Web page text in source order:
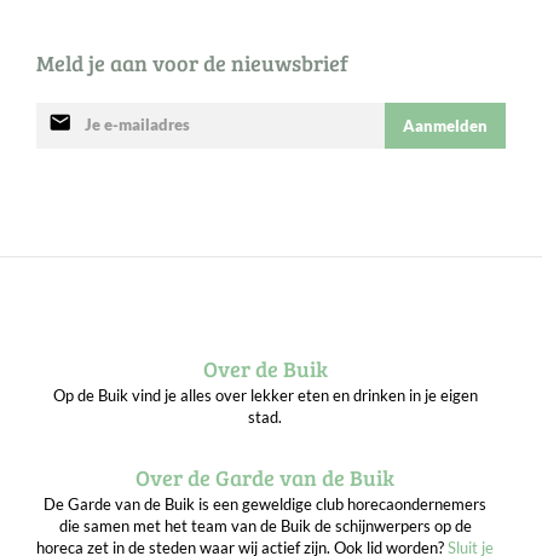
Meld je aan voor de nieuwsbrief
mail Aanmelden
Over de Buik
Op de Buik vind je alles over lekker eten en drinken in je eigen
stad.
Over de Garde van de Buik
De Garde van de Buik is een geweldige club horecaondernemers
die samen met het team van de Buik de schijnwerpers op de
horeca zet in de steden waar wij actief zijn. Ook lid worden?Sluit je